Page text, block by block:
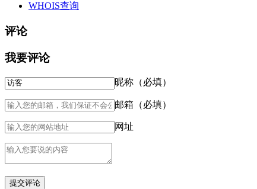
WHOIS查询
评论
我要评论
昵称（必填）
邮箱（必填）
网址